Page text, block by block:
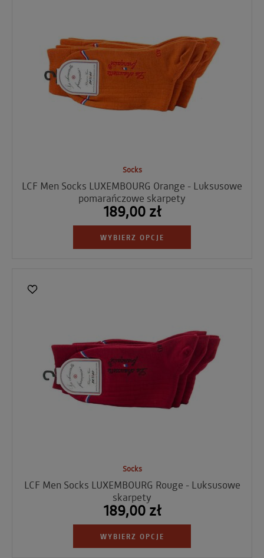
Socks
LCF Men Socks LUXEMBOURG Orange - Luksusowe
pomarańczowe skarpety
189,00 zł
WYBIERZ OPCJE
Socks
LCF Men Socks LUXEMBOURG Rouge - Luksusowe
skarpety
189,00 zł
WYBIERZ OPCJE